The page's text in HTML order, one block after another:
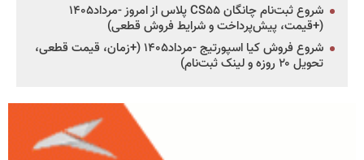
شروع ثبت‌نام چانگان CS۵۵ پلاس از امروز -مرداد۱۴۰۵
(+قیمت، پیش‌پرداخت و شرایط فروش قطعی)
شروع فروش کیا اسپورتیج -مرداد۱۴۰۵ (+زمان، قیمت قطعی،
تحویل ۲۰ روزه و لینک ثبت‌نام)